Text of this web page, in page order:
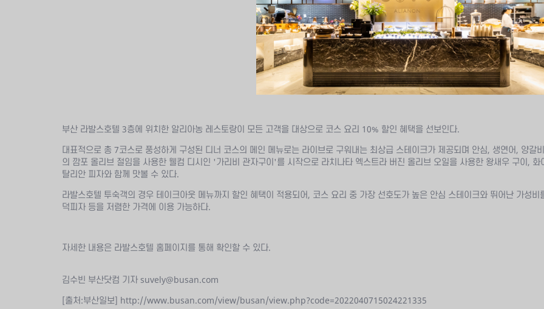
부산 라발스호텔 3층에 위치한 알리아농 레스토랑이 모든 고객을 대상으로 코스 요리 10% 할인 혜택을 선보인다.
대표적으로 총 7코스로 풍성하게 구성된 디너 코스의 메인 메뉴로는 라이브로 구워내는 최상급 스테이크가 제공되며 안심, 생연어, 양
의 깜포 올리브 절임을 사용한 웰컴 디시인 '가리비 관자구이'를 시작으로 라치나타 엑스트라 버진 올리브 오일을 사용한 왕새우 구이,
탈리안 피자와 함께 맛볼 수 있다.
라발스호텔 투숙객의 경우 테이크아웃 메뉴까지 할인 혜택이 적용되어, 코스 요리 중 가장 선호도가 높은 안심 스테이크와 뛰어난 가성
덕피자 등을 저렴한 가격에 이용 가능하다.
자세한 내용은 라발스호텔 홈페이지를 통해 확인할 수 있다.
김수빈 부산닷컴 기자 suvely@busan.com
[출처:부산일보] http://www.busan.com/view/busan/view.php?code=2022040715024221335